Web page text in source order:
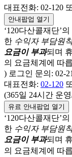
대표전화: 02-120
안내팝업 열기
‘120다산콜재단’
한 수익자 부담원
요금이 부과되며
의 요금체계에 따
) 로그인 문의: 02-
대표전화: 02-120
(365일 24시간 운
유료 안내팝업 열기
‘120다산콜재단’
한 수익자 부담원
요금이 부과되며
의 요금체계에 따